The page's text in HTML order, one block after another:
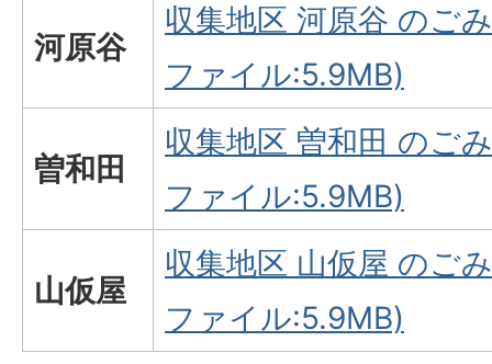
河原谷
収集地区 河原谷 のご
ファイル:5.9MB)
曽和田
収集地区 曽和田 のご
ファイル:5.9MB)
山仮屋
収集地区 山仮屋 のご
ファイル:5.9MB)